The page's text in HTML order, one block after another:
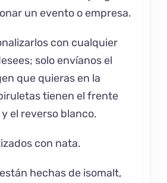
un evento o empresa.
con cualquier
solo envíanos el
que quieras en la
tienen el frente
el reverso blanco.
con nata.
hechas de isomalt,